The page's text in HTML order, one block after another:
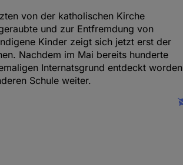
von der katholischen Kirche
und zur Entfremdung von
Kinder zeigt sich jetzt erst der
Nachdem im Mai bereits hunderte
Internatsgrund entdeckt worden
Schule weiter.